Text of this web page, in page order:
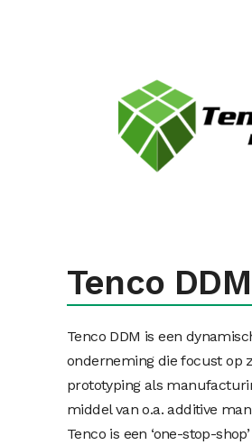
Tenco DDM
Tenco DDM is een
onderneming die focust op
prototyping als
middel van o.a. additive
Tenco is een ‘one-stop-